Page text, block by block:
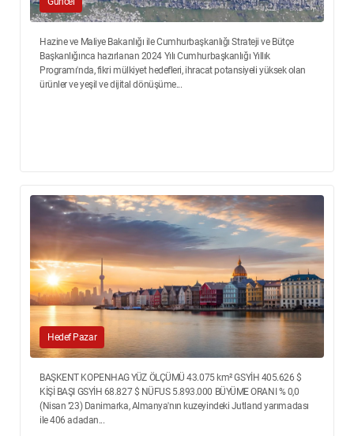
Hazine ve Maliye Bakanlığı ile Cumhurbaşkanlığı Strateji ve Bütçe
Başkanlığınca hazırlanan 2024 Yılı Cumhurbaşkanlığı Yıllık
Programı'nda, fikri mülkiyet hedefleri, ihracat potansiyeli yüksek olan
ürünler ve yeşil ve dijital dönüşüme...
Hedef Pazar
BAŞKENT KOPENHAG YÜZ ÖLÇÜMÜ 43.075 km² GSYİH 405.626 $
KİŞİ BAŞI GSYİH 68.827 $ NÜFUS 5.893.000 BÜYÜME ORANI % 0,0
(Nisan ’23) Danimarka, Almanya'nın kuzeyindeki Jutland yarımadası
ile 406 adadan...